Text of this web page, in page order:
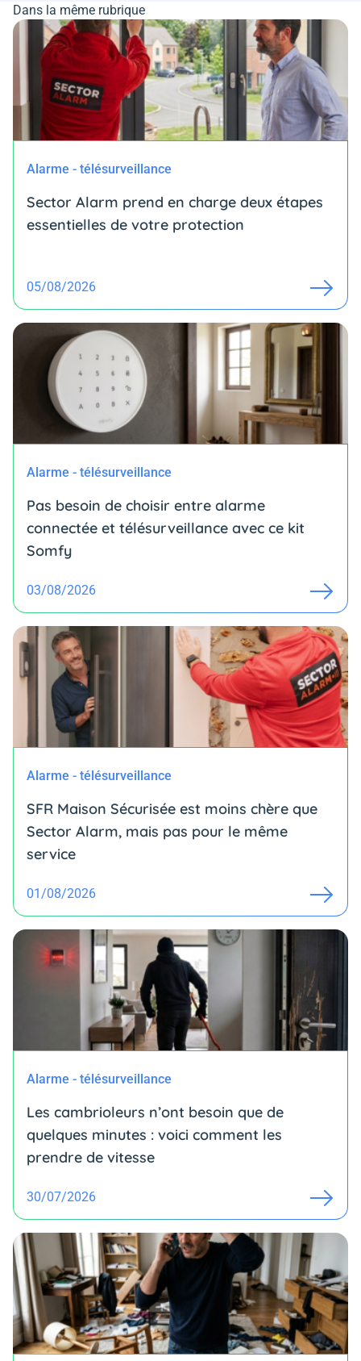
Dans la même rubrique
Alarme - télésurveillance
Sector Alarm prend en charge deux étapes
essentielles de votre protection
05/08/2026
Alarme - télésurveillance
Pas besoin de choisir entre alarme
connectée et télésurveillance avec ce kit
Somfy
03/08/2026
Alarme - télésurveillance
SFR Maison Sécurisée est moins chère que
Sector Alarm, mais pas pour le même
service
01/08/2026
Alarme - télésurveillance
Les cambrioleurs n’ont besoin que de
quelques minutes : voici comment les
prendre de vitesse
30/07/2026